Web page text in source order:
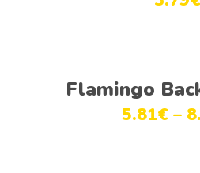
Ver
Flamingo
5.81€ –